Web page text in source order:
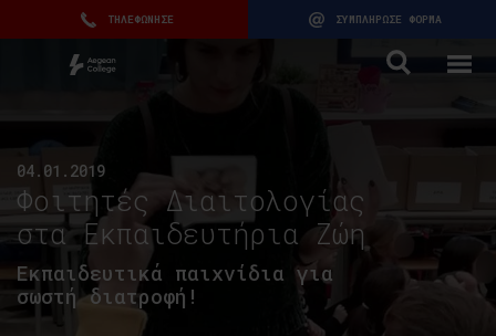
ΤΗΛΕΦΩΝΗΣΕ ΣΥΜΠΛΗΡΩΣΕ ΦΟΡΜΑ
04.01.2019
Φοιτητές Διαιτολογίας
στα Εκπαιδευτήρια Ζώη
Εκπαιδευτικά παιχνίδια για
σωστή διατροφή!